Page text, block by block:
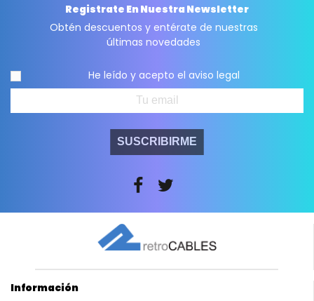
Registrate En Nuestra Newsletter
Obtén descuentos y entérate de nuestras
últimas novedades
He leído y acepto el aviso legal
SUSCRIBIRME
Información